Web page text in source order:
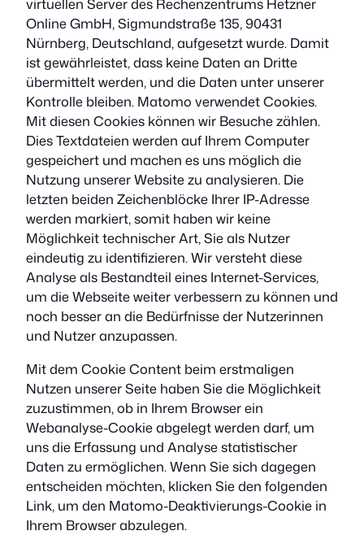
virtuellen Server des Rechenzentrums Hetzner
Online GmbH, Sigmundstraße 135, 90431
Nürnberg, Deutschland, aufgesetzt wurde. Damit
ist gewährleistet, dass keine Daten an Dritte
übermittelt werden, und die Daten unter unserer
Kontrolle bleiben. Matomo verwendet Cookies.
Mit diesen Cookies können wir Besuche zählen.
Dies Textdateien werden auf Ihrem Computer
gespeichert und machen es uns möglich die
Nutzung unserer Website zu analysieren. Die
letzten beiden Zeichenblöcke Ihrer IP-Adresse
werden markiert, somit haben wir keine
Möglichkeit technischer Art, Sie als Nutzer
eindeutig zu identifizieren. Wir versteht diese
Analyse als Bestandteil eines Internet-Services,
um die Webseite weiter verbessern zu können und
noch besser an die Bedürfnisse der Nutzerinnen
und Nutzer anzupassen.
Mit dem Cookie Content beim erstmaligen
Nutzen unserer Seite haben Sie die Möglichkeit
zuzustimmen, ob in Ihrem Browser ein
Webanalyse-Cookie abgelegt werden darf, um
uns die Erfassung und Analyse statistischer
Daten zu ermöglichen. Wenn Sie sich dagegen
entscheiden möchten, klicken Sie den folgenden
Link, um den Matomo-Deaktivierungs-Cookie in
Ihrem Browser abzulegen.